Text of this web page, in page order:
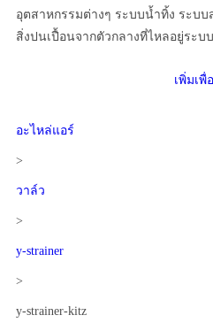
อุตสาหกรรมต่างๆ ระบบน้ำทิ้ง ระบบ
สิ่งปนเปื้อนจากตัวกลางที่ไหลอยู่ระบบ
เพิ่มเพื่
อะไหล่แอร์
>
วาล์ว
>
y-strainer
>
y-strainer-kitz